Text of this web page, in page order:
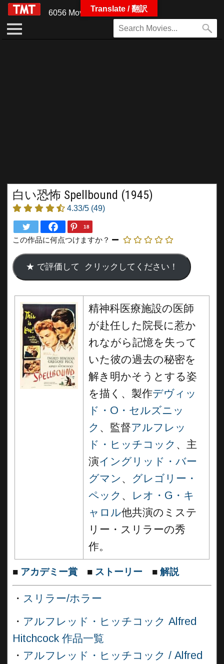
6056 Movies
白い恐怖 Spellbound (1945)
4.33/5 (49)
18
この作品に何点つけますか？
精神科医療施設の医師
が赴任した院長に惹か
れながら記憶を失って
いた彼の過去の秘密を
解き明かそうとする姿
を描く、製作デヴィッ
ド・O・セルズニッ
ク 、監督アルフレッ
ド・ヒッチコック 、主
演イングリッド・バー
グマン 、 グレゴリー・
ペック 、
レオ・G・キ
ャロル他共演のミステ
リー・スリラーの秀
作。
■ アカデミー賞 ■ ストーリー ■ 解説
・ スリラー/ホラー
・ アルフレッド・ヒッチコック Alfred
Hitchcock 作品一覧
・ アルフレッド・ヒッチコック / Alfred
Translate / 翻訳